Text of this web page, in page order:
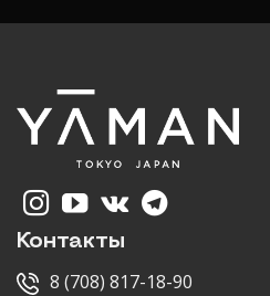
Контакты
8 (708) 817-18-90